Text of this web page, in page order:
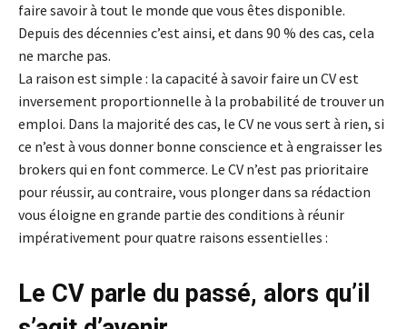
faire savoir à tout le monde que vous êtes disponible.
Depuis des décennies c’est ainsi, et dans 90 % des cas, cela
ne marche pas.
La raison est simple : la capacité à savoir faire un CV est
inversement proportionnelle à la probabilité de trouver un
emploi. Dans la majorité des cas, le CV ne vous sert à rien, si
ce n’est à vous donner bonne conscience et à engraisser les
brokers qui en font commerce. Le CV n’est pas prioritaire
pour réussir, au contraire, vous plonger dans sa rédaction
vous éloigne en grande partie des conditions à réunir
impérativement pour quatre raisons essentielles :
Le CV parle du passé, alors qu’il